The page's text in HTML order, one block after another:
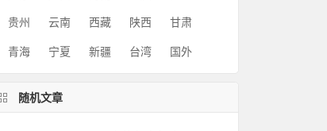
贵州 云南 西藏 陕西 甘肃
青海 宁夏 新疆 台湾 国外
随机文章